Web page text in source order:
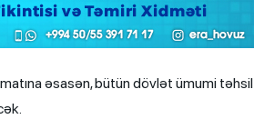
əsasən, bütün dövlət ümumi təhsil